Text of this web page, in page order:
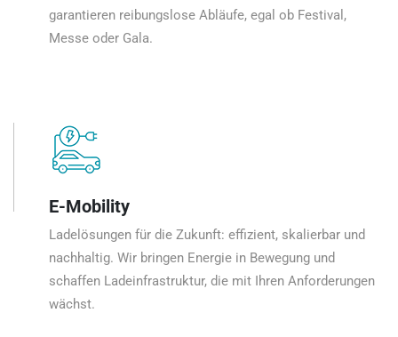
garantieren reibungslose Abläufe, egal ob Festival,
Messe oder Gala.
E-Mobility
Ladelösungen für die Zukunft: effizient, skalierbar und
nachhaltig. Wir bringen Energie in Bewegung und
schaffen Ladeinfrastruktur, die mit Ihren Anforderungen
wächst.